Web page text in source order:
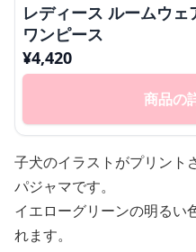
レディース ルームウ
ワンピース
¥4,420
商品の
子犬のイラストがプリント
パジャマです。
イエローグリーンの明るい
れます。